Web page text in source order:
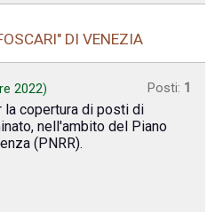
DI VENEZIA
2022) Posti: 1
la copertura di posti di
nell'ambito del Piano
(PNRR).